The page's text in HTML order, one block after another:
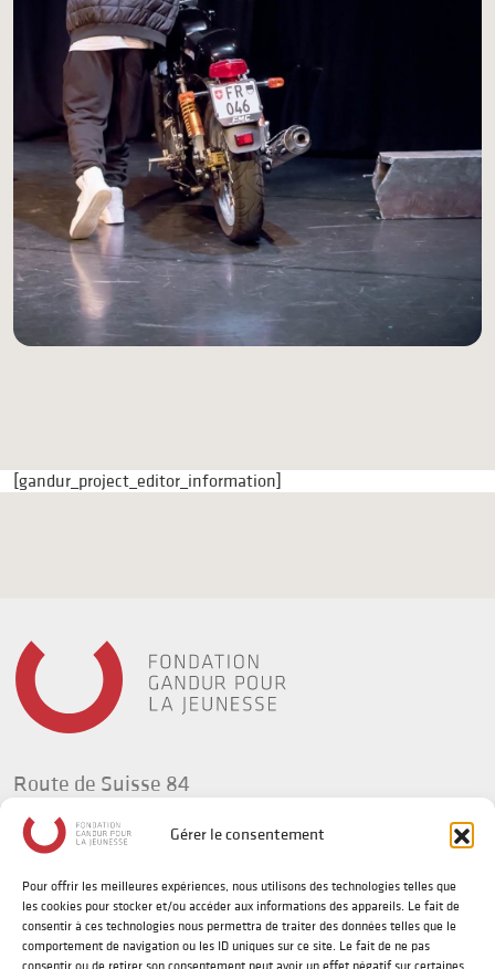
Gérer le consentement
Pour offrir les meilleures expériences, nous utilisons des technologies telles que
les cookies pour stocker et/ou accéder aux informations des appareils. Le fait de
consentir à ces technologies nous permettra de traiter des données telles que le
comportement de navigation ou les ID uniques sur ce site. Le fait de ne pas
[gandur_project_editor_information]
Route de Suisse 84
1295 Tannay
Suisse
t +41(0) 58 702 92 34
info@fg-jeunesse.org